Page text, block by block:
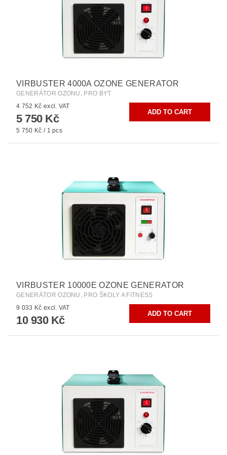
VIRBUSTER 4000A OZONE GENERATOR
GENERÁTOR OZONU, PRO BYT
4 752 Kč excl. VAT
5 750 Kč
5 750 Kč / 1 pcs
VIRBUSTER 10000E OZONE GENERATOR
GENERÁTOR OZONU, PRO ŠKOLY A FITNESS
9 033 Kč excl. VAT
10 930 Kč